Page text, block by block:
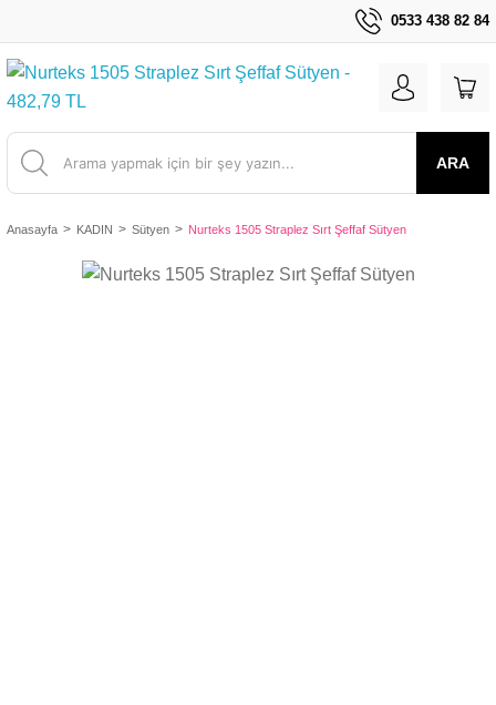
0533 438 82 84
ARA
Anasayfa KADIN Sütyen Nurteks 1505 Straplez Sırt Şeffaf Sütyen